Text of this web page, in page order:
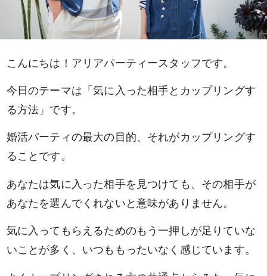
こんにちは！アリアパーティースタッフです。
今日のテーマは「気に入った相手とカップリングす
る方法」です。
婚活パーティの最大の目的、それがカップリングす
ることです。
あなたは気に入った相手を見つけても、その相手が
あなたを選んでくれないと意味がありません。
気に入ってもらえるためのもう一押しが足りていな
いことが多く、いつももったいなく感じています。